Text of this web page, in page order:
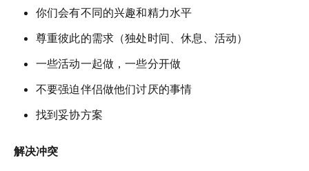
你们会有不同的兴趣和精力水平
尊重彼此的需求（独处时间、休息、活动）
一些活动一起做，一些分开做
不要强迫伴侣做他们讨厌的事情
找到妥协方案
解决冲突